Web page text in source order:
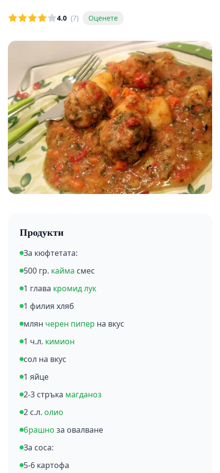
4.0 (7) Оценете
Продукти
За кюфтетата:
500 гр. кайма смес
1 глава кромид лук
1 филия хляб
млян черен пипер на вкус
1 ч.л. кимион
сол на вкус
1 яйце
2-3 стръка магданоз
2 с.л. олио
брашно за овалване
За соса:
5-6 картофа